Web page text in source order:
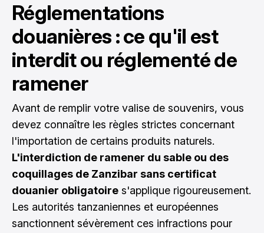
Réglementations
douanières : ce qu'il est
interdit ou réglementé de
ramener
Avant de remplir votre valise de souvenirs, vous
devez connaître les règles strictes concernant
l'importation de certains produits naturels.
L'interdiction de ramener du sable ou des
coquillages de Zanzibar sans certificat
douanier obligatoire s'applique rigoureusement.
Les autorités tanzaniennes et européennes
sanctionnent sévèrement ces infractions pour